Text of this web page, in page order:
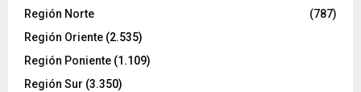
Región Norte
(787)
Región Oriente (2.535)
Región Poniente (1.109)
Región Sur (3.350)